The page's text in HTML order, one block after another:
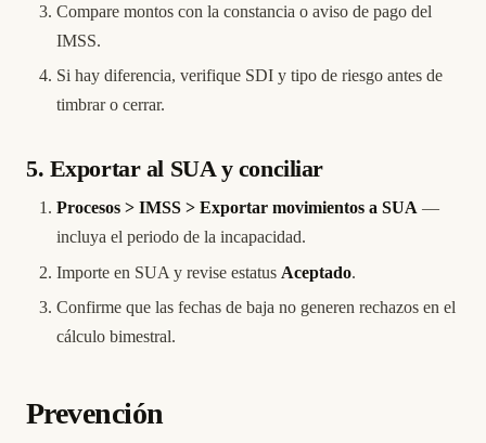
Compare montos con la constancia o aviso de pago del
IMSS.
Si hay diferencia, verifique SDI y tipo de riesgo antes de
timbrar o cerrar.
5. Exportar al SUA y conciliar
Procesos > IMSS > Exportar movimientos a SUA —
incluya el periodo de la incapacidad.
Importe en SUA y revise estatus Aceptado.
Confirme que las fechas de baja no generen rechazos en el
cálculo bimestral.
Prevención